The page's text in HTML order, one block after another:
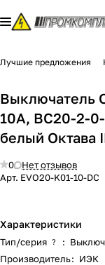
Лучшие предложения
Выключатель
10А, ВС20-2-
белый Октава
0
Нет отзывов
Арт. EVO20-K01-10-DC
Характеристики
Тип/серия ? :
Производитель: ИЭК